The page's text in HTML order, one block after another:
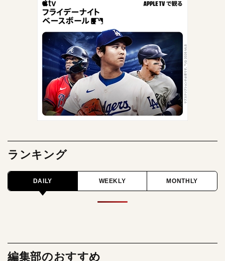
ランキング
DAILY WEEKLY MONTHLY
編集部のおすすめ